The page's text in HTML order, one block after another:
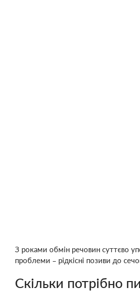
З роками обмін речовин суттєво
проблеми – рідкісні позиви до
Скільки потрібно